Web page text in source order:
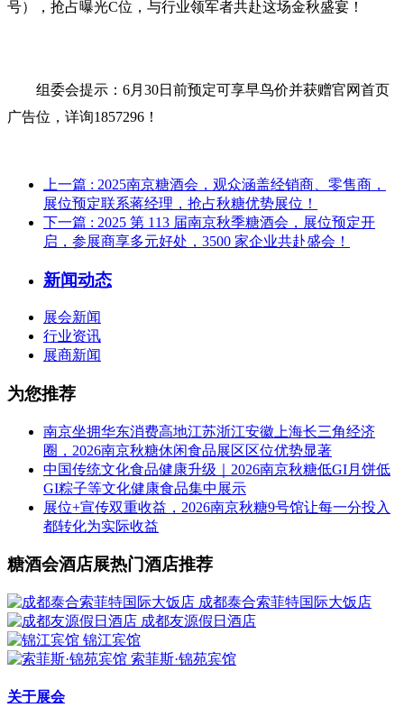
号），抢占曝光C位，与行业领军者共赴这场金秋盛宴！
组委会提示‌：6月30日前预定可享早鸟价并获赠官网首页
广告位，详询1857296！
上一篇 : 2025南京糖酒会，观众涵盖经销商、零售商，
展位预定联系蒋经理，抢占秋糖优势展位！
下一篇 : 2025 第 113 届南京秋季糖酒会，展位预定开
启，参展商享多元好处，3500 家企业共赴盛会！
新闻动态
展会新闻
行业资讯
展商新闻
为您推荐
南京坐拥华东消费高地江苏浙江安徽上海长三角经济
圈，2026南京秋糖休闲食品展区区位优势显著
中国传统文化食品健康升级｜2026南京秋糖低GI月饼低
GI粽子等文化健康食品集中展示
展位+宣传双重收益，2026南京秋糖9号馆让每一分投入
都转化为实际收益
糖酒会酒店展热门酒店推荐
成都泰合索菲特国际大饭店
成都友源假日酒店
锦江宾馆
索菲斯·锦苑宾馆
关于展会